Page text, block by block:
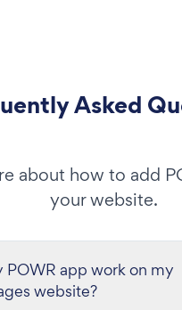
Asked
about how to add
your website.
POWR app work on my
website?